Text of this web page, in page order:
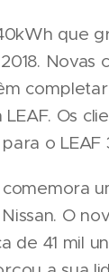
que
Os
o LEAF
comemora
O
de 41 mil